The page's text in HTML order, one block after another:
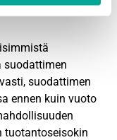
suodattimen
suodattimen
ennen kuin vuoto
tuotantoseisokin